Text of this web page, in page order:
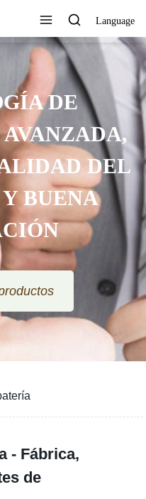
Language
DE
DEL
BUENA
- Fábrica,
de